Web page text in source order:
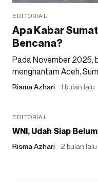
EDITORIAL
Apa Kabar
Bencana?
Pada November 2025,
menghantam Aceh,
Risma Azhari 1 bulan lalu
EDITORIAL
WNI, Udah Siap
Risma Azhari 2 bulan lalu